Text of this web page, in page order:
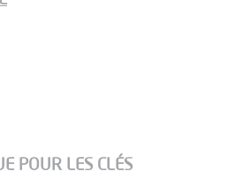
POUR LES CLÉS